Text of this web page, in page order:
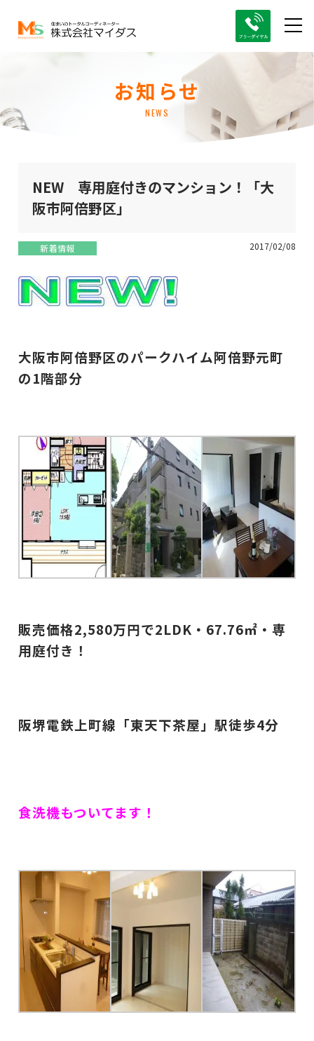
お知らせ
NEWS
NEW 専用庭付きのマンション！「大
阪市阿倍野区」
新着情報 2017/02/08
大阪市阿倍野区のパークハイム阿倍野元町
の1階部分
販売価格2,580万円で2LDK・67.76㎡・専
用庭付き！
阪堺電鉄上町線「東天下茶屋」駅徒歩4分
食洗機もついてます！